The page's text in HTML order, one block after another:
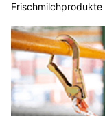
Frischmilchprodukte